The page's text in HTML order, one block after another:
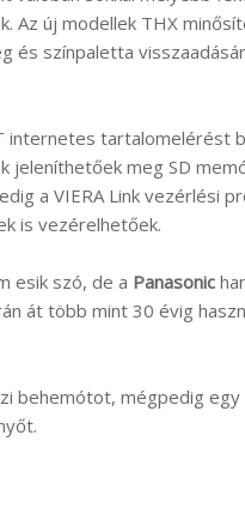
Az új modellek THX
színpaletta
internetes tartalomelérést
meg SD
a VIERA Link vezérlési
is vezérelhetőek.
esik szó, de a Panasonic
át több mint 30 évig
behemótot, mégpedig egy